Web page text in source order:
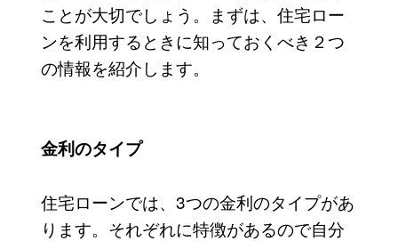
ことが大切でしょう。まずは、住宅ロー
ンを利用するときに知っておくべき２つ
の情報を紹介します。
金利のタイプ
住宅ローンでは、3つの金利のタイプがあ
ります。それぞれに特徴があるので自分